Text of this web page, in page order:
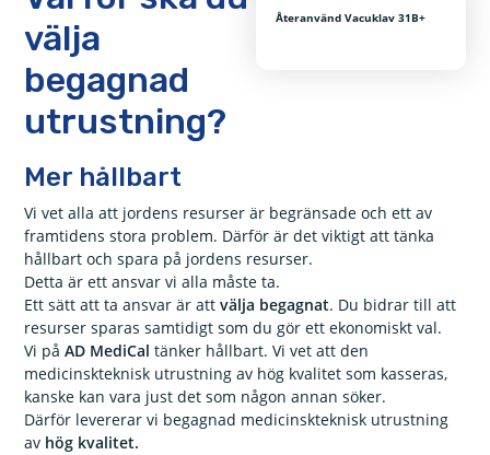
Återanvänd Vacuklav 31B+
välja
begagnad
utrustning?
Mer hållbart
Vi vet alla att jordens resurser är begränsade och ett av
framtidens stora problem. Därför är det viktigt att tänka
hållbart och spara på jordens resurser.
Detta är ett ansvar vi alla måste ta.
Ett sätt att ta ansvar är attvälja begagnat. Du bidrar till att
resurser sparas samtidigt som du gör ett ekonomiskt val.
Vi påAD MediCal tänker hållbart. Vi vet att den
medicinskteknisk utrustning av hög kvalitet som kasseras,
kanske kan vara just det som någon annan söker.
Därför levererar vi begagnad medicinskteknisk utrustning
av hög kvalitet.